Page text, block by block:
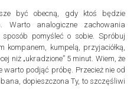
być obecną, gdy ktoś będzie
Warto analogiczne zachowania
pomyśleć o sobie. Spróbuj
kumpelą, przyjaciółką,
niż „ukradzione” 5 minut. Wiem, że
warto podjąć próbę. Przecież nie od
dopieszczona Ty, to szczęśliwi